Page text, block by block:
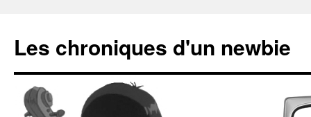
Les chroniques d'un newbie